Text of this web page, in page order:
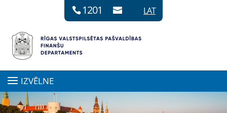
1201 LAT
IZVĒLNE